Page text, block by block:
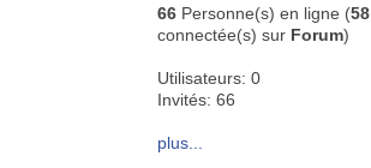
66 Personne(s) en ligne (58
connectée(s) sur Forum)
Utilisateurs: 0
Invités: 66
plus...